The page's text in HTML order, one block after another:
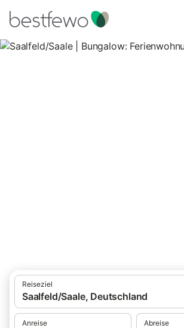
Reiseziel
Saalfeld/Saale, Deutschland
Anreise Abreise